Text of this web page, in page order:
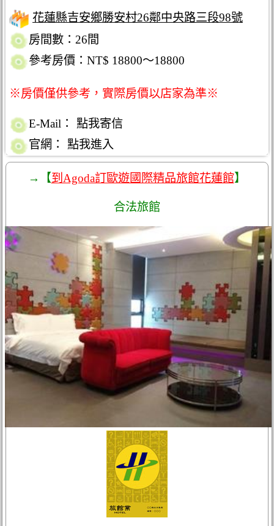
花蓮縣吉安鄉勝安村26鄰中央路三段98號
房間數：26間
參考房價：NT$ 18800～18800
※房價僅供參考，實際房價以店家為準※
E-Mail：
點我寄信
官網：
點我進入
→【到Agoda訂歐遊國際精品旅館花蓮館】
合法旅館